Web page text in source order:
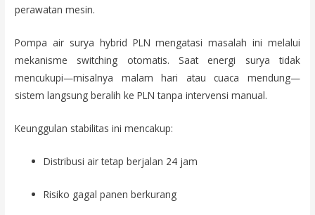
perawatan mesin.
Pompa air surya hybrid PLN mengatasi masalah ini melalui
mekanisme switching otomatis. Saat energi surya tidak
mencukupi—misalnya malam hari atau cuaca mendung—
sistem langsung beralih ke PLN tanpa intervensi manual.
Keunggulan stabilitas ini mencakup:
Distribusi air tetap berjalan 24 jam
Risiko gagal panen berkurang